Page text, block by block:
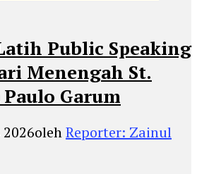
Public Speaking
Menengah St.
Garum
olehReporter: Zainul